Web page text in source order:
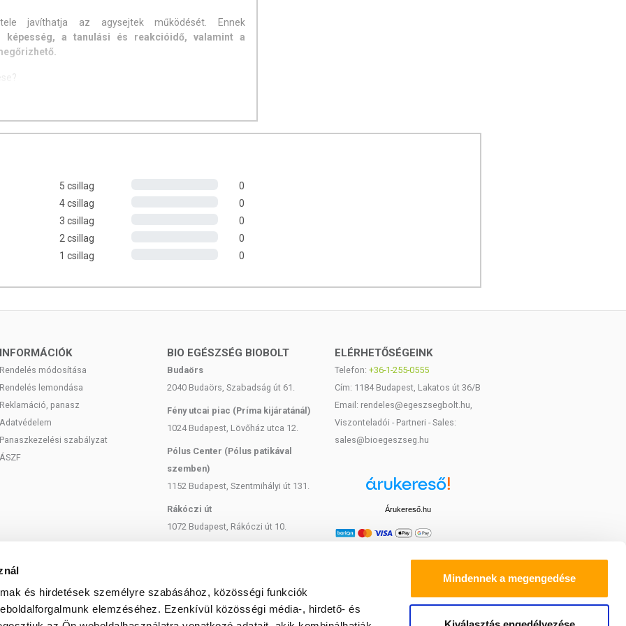
és hirdetések személyre szabásához, közösségi funkciók
elemzéséhez. Ezenkívül közösségi média-, hirdető- és
Mindennek a megengedése
javíthatja az agysejtek működését. Ennek
képesség, a tanulási és reakcióidő, valamint a
nem lehet halogatni a tanulást. Azonban az
mindig működik azonnal.
elősegítik a koncentrációt és befolyásolják az
halolajat tartalmaz
(DHA):Hozzájárul a normál agyműködés
az idegsejtekben és az agyban.
támogatja a perifériás keringést, ezáltal hatással
vagy érettségi időszakában, amikor különösen nagy a
lecitin, ginzeng kivonat, nedvesítőszer (glicerin),
víz, színezék (vas-oxid), antioxidáns (alfa-
tartalmaz.
mint omega-3 zsírsav-DHA- forrás.
5 csillag
0
4 csillag
0
3 csillag
0
2 csillag
0
1 csillag
0
INFORMÁCIÓK
Rendelés módosítása
Rendelés lemondása
Reklamáció, panasz
Adatvédelem
Panaszkezelési szabályzat
ÁSZF
BIO EGÉSZSÉG BIOBOLT
Budaörs
2040 Budaörs, Szabadság út 61.
Fény utcai piac (Príma kijáratánál)
1024 Budapest, Lövőház utca 12.
Pólus Center (Pólus patikával
szemben)
1152 Budapest, Szentmihályi út 131.
Rákóczi út
1072 Budapest, Rákóczi út 10.
Bartók Béla
ELÉRHETŐSÉGEINK
Telefon: +36-1-255-0555
Cím: 1184 Budapest, Lakatos út 36/B
Email: rendeles@egeszsegbolt.hu,
Viszonteladói - Partneri - Sales:
sales@bioegeszseg.hu
Árukereső.hu